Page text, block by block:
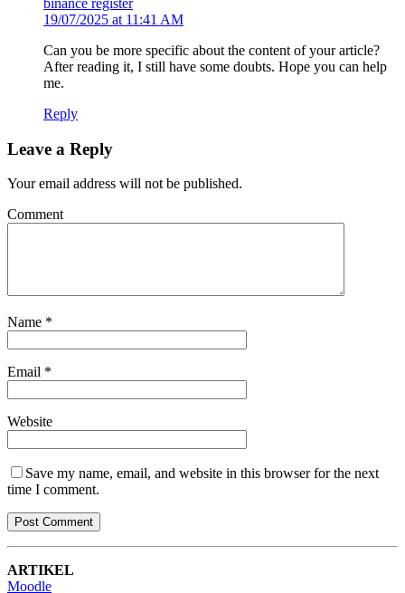
binance register
19/07/2025 at 11:41 AM
Can you be more specific about the content of your article?
After reading it, I still have some doubts. Hope you can help
me.
Reply
Leave a Reply
Your email address will not be published.
Comment
Name *
Email *
Website
Save my name, email, and website in this browser for the next
time I comment.
ARTIKEL
Moodle